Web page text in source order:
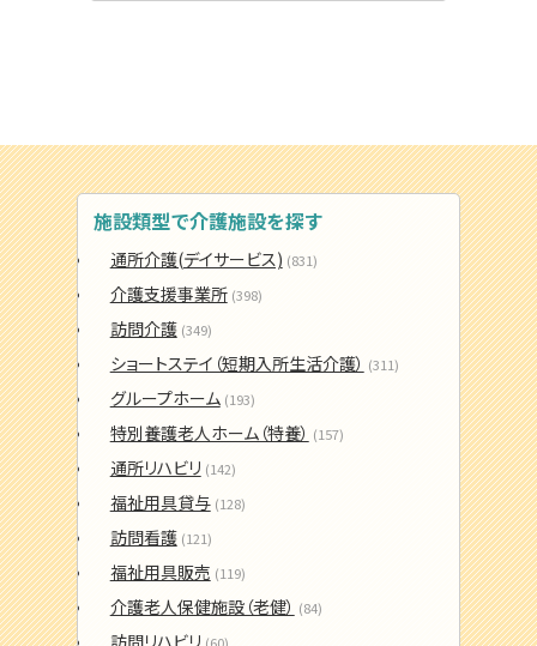
施設類型で介護施設を探す
通所介護(デイサービス) (831)
介護支援事業所 (398)
訪問介護 (349)
ショートステイ（短期入所生活介護） (311)
グループホーム (193)
特別養護老人ホーム（特養） (157)
通所リハビリ (142)
福祉用具貸与 (128)
訪問看護 (121)
福祉用具販売 (119)
介護老人保健施設（老健） (84)
訪問リハビリ (60)